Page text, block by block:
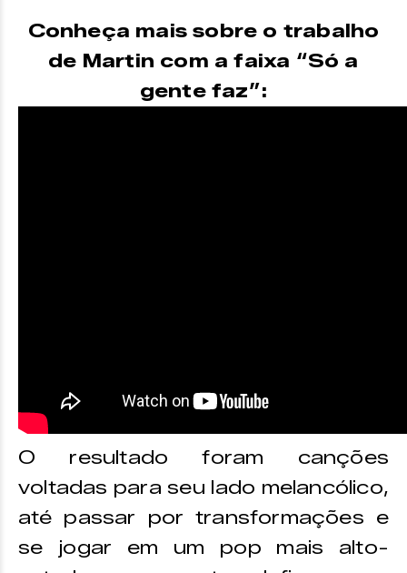
Conheça mais sobre o trabalho
de Martin com a faixa “Só a
gente faz”:
O resultado foram canções
voltadas para seu lado melancólico,
até passar por transformações e
se jogar em um pop mais alto-